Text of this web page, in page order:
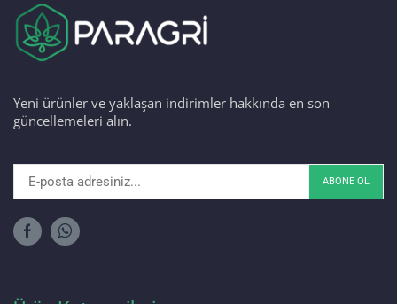
Yeni ürünler ve yaklaşan indirimler hakkında en son
güncellemeleri alın.